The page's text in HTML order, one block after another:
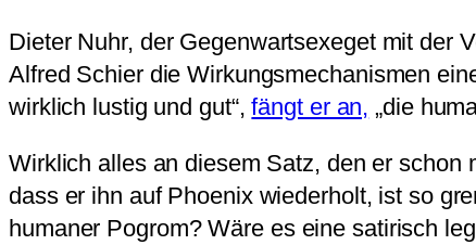
Dieter Nuhr, der Gegenwartsexeget mit der
Alfred Schier die Wirkungsmechanismen
wirklich lustig und gut“,fängt er an, „die
Wirklich alles an diesem Satz, den er schon
dass er ihn auf Phoenix wiederholt, ist so
humaner Pogrom? Wäre es eine satirisch